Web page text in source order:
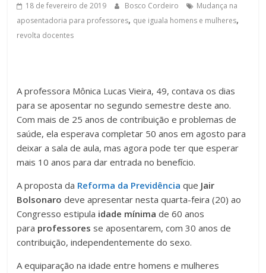
18 de fevereiro de 2019 Bosco Cordeiro
Mudança na
aposentadoria para professores, que iguala homens e mulheres,
revolta docentes
A professora Mônica Lucas Vieira, 49, contava os dias
para se aposentar no segundo semestre deste ano.
Com mais de 25 anos de contribuição e problemas de
saúde, ela esperava completar 50 anos em agosto para
deixar a sala de aula, mas agora pode ter que esperar
mais 10 anos para dar entrada no benefício.
A proposta da Reforma da Previdência que Jair
Bolsonaro deve apresentar nesta quarta-feira (20) ao
Congresso estipula idade mínima de 60 anos
para professores se aposentarem, com 30 anos de
contribuição, independentemente do sexo.
A equiparação na idade entre homens e mulheres